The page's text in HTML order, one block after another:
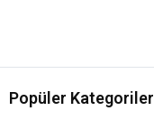
Popüler Kategoriler